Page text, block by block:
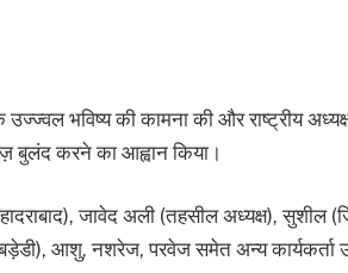
भविष्य की कामना की और राष्ट्रीय
बुलंद करने का आह्वान किया।
जावेद अली (तहसील अध्यक्ष), सुशील
आशु, नशरेज, परवेज समेत अन्य कार्यकर्ता